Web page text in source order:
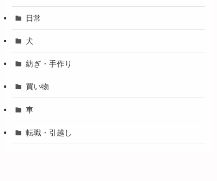
日常
犬
紡ぎ・手作り
買い物
車
転職・引越し